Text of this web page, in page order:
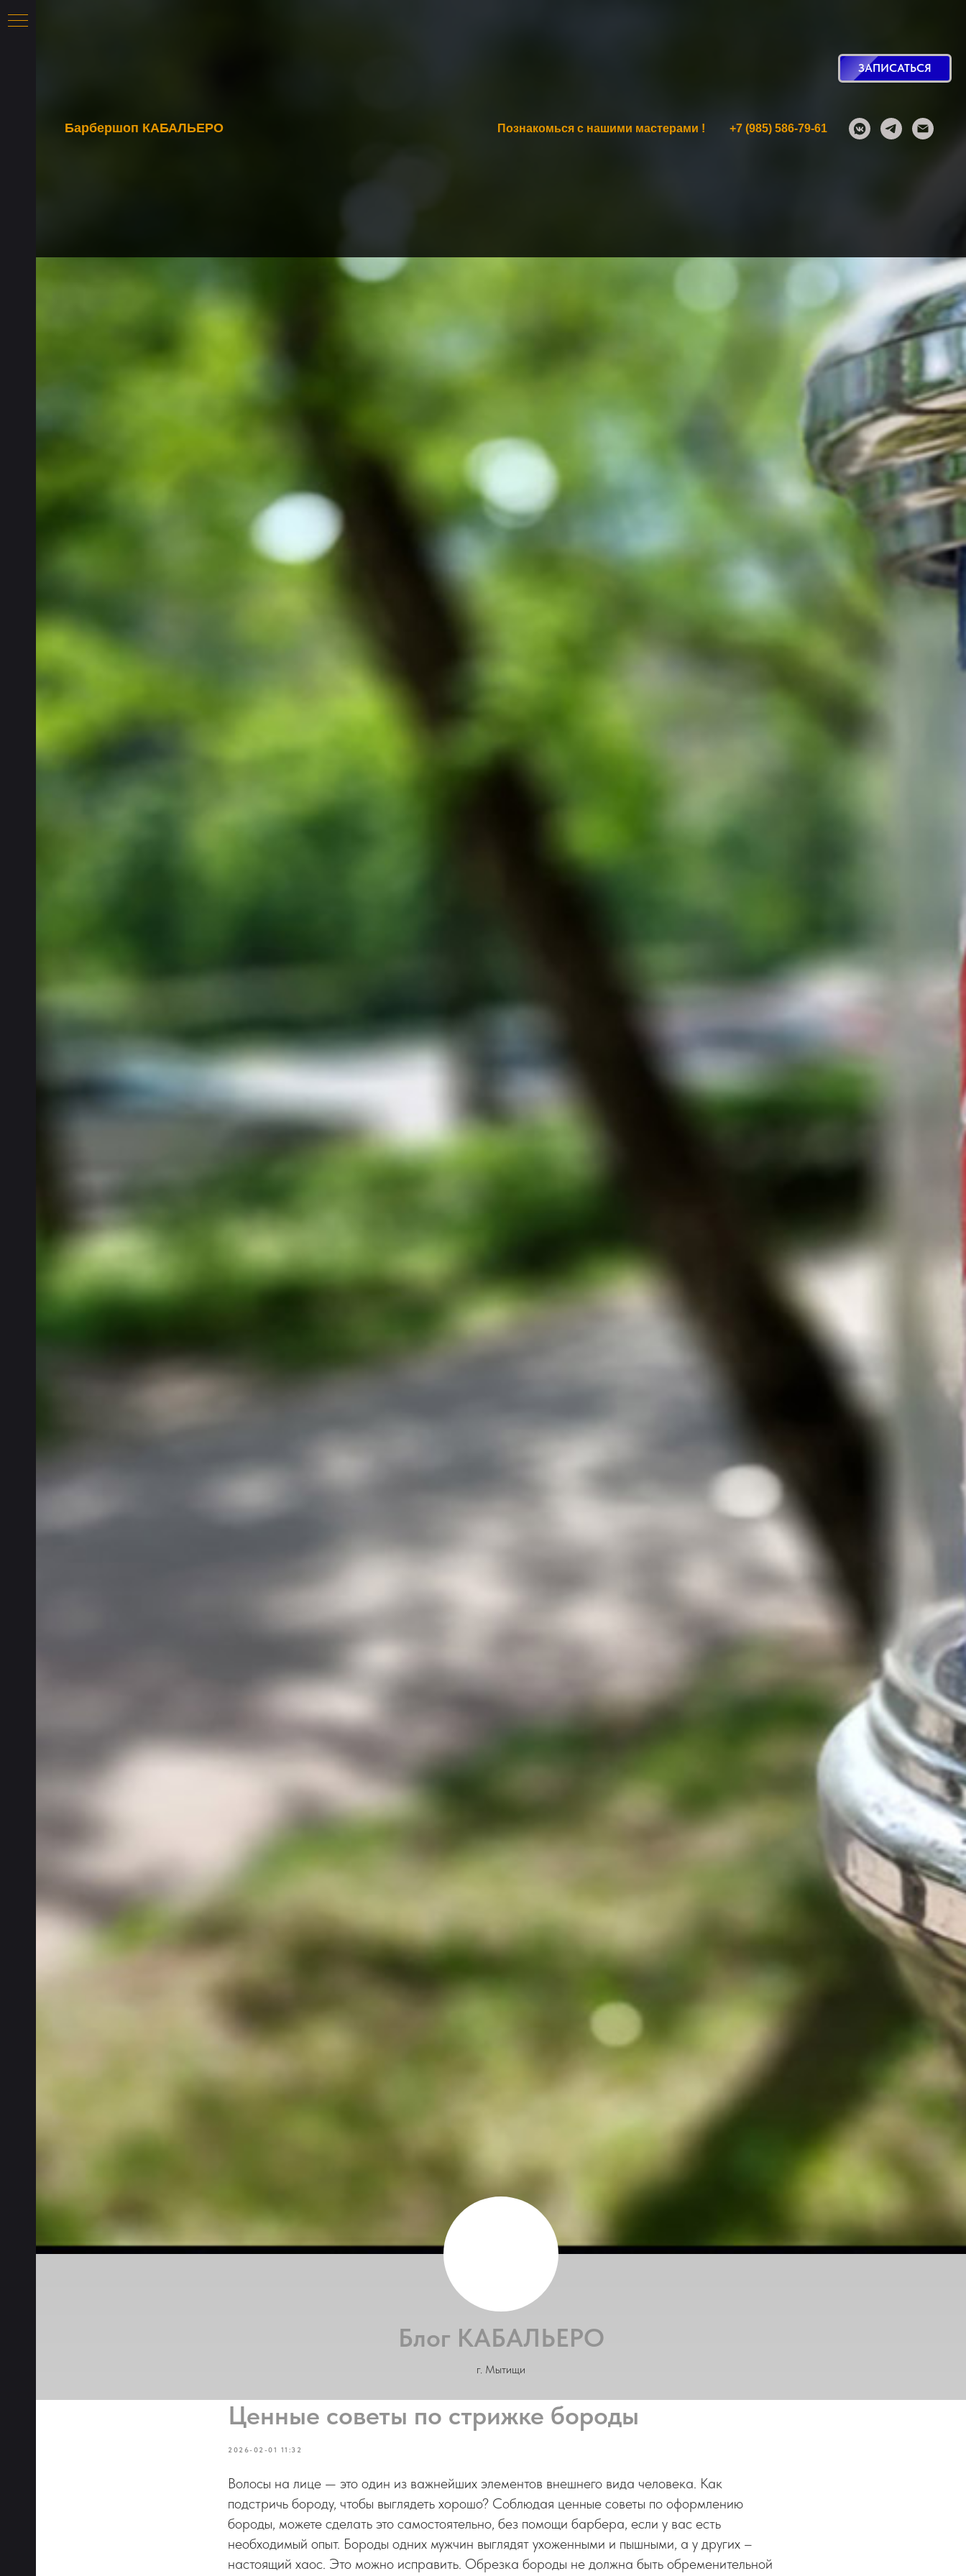
Барбершоп КАБАЛЬЕРО Познакомься с нашими мастерами ! +7 (985) 586-79-61
Блог КАБАЛЬЕРО
г. Мытищи
ЗАПИСАТЬСЯ
Ценные советы по стрижке бороды
2026-02-01 11:32
Волосы на лице — это один из важнейших элементов внешнего вида человека. Как
подстричь бороду, чтобы выглядеть хорошо? Соблюдая ценные советы по оформлению
бороды, можете сделать это самостоятельно, без помощи барбера, если у вас есть
необходимый опыт. Бороды одних мужчин выглядят ухоженными и пышными, а у других –
настоящий хаос. Это можно исправить. Обрезка бороды не должна быть обременительной